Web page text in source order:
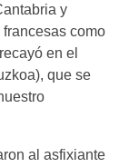
y
como
en el
que se
al asfixiante